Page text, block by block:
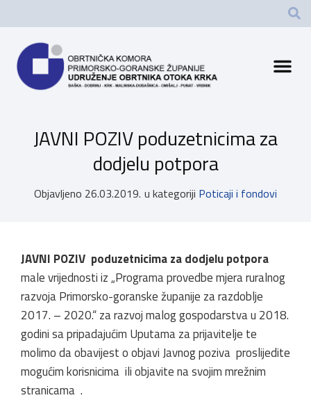
JAVNI POZIV poduzetnicima za
dodjelu potpora
Objavljeno 26.03.2019. u kategoriji Poticaji i fondovi
JAVNI POZIV poduzetnicima za dodjelu potpora
male vrijednosti iz „Programa provedbe mjera ruralnog
razvoja Primorsko-goranske županije za razdoblje
2017. – 2020.“ za razvoj malog gospodarstva u 2018.
godini sa pripadajućim Uputama za prijavitelje te
molimo da obavijest o objavi Javnog poziva proslijedite
mogućim korisnicima ili objavite na svojim mrežnim
stranicama .